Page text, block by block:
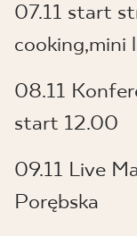
07.11 start
cooking,mini
08.11
start 12.00
09.11 Live
Porębska